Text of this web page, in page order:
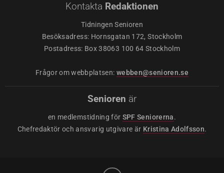
Kontakta Redaktionen
Tidningen Senioren
Besöksadress: Hornsgatan 172, Stockholm
Postadress: Box 38063 100 64 Stockholm
Frågor om webbplatsen: webben@senioren.se
Senioren är
en medlemstidning för SPF Seniorerna.
Chefredaktör och ansvarig utgivare är Kristina Adolfsson.